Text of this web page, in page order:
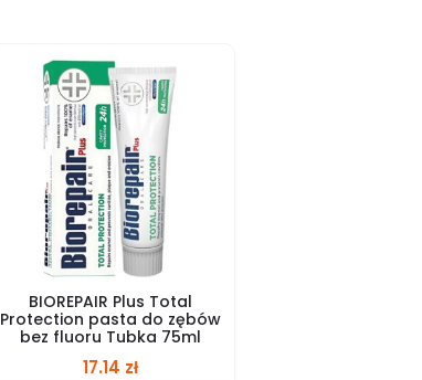
BIOREPAIR Plus Total
Protection pasta do zębów
bez fluoru Tubka 75ml
17.14 zł